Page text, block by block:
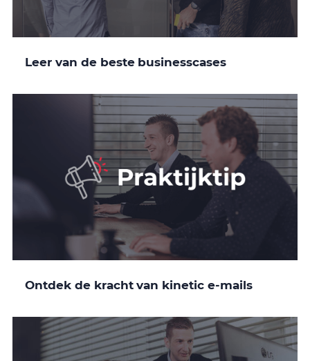
Leer van de beste businesscases
Ontdek de kracht van kinetic e-mails